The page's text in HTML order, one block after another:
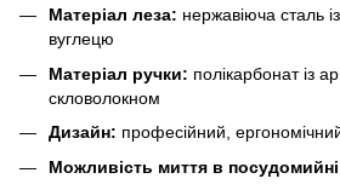
Матеріал леза: нержавіюча сталь
вуглецю
Матеріал ручки: полікарбонат із
скловолокном
Дизайн: професійний,
Можливість миття в